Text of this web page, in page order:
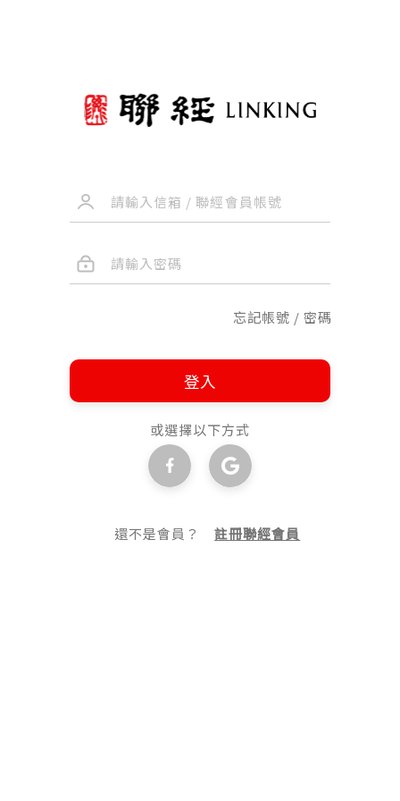
忘記帳號 / 密碼
登入
或選擇以下方式
還不是會員？註冊聯經會員